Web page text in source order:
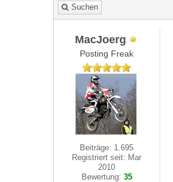
Suchen
MacJoerg
Posting Freak
Beiträge: 1.695
Registriert seit: Mar
2010
Bewertung: 35